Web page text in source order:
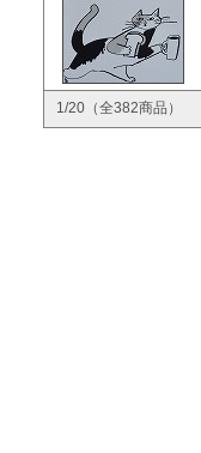
1/20（全382商品）